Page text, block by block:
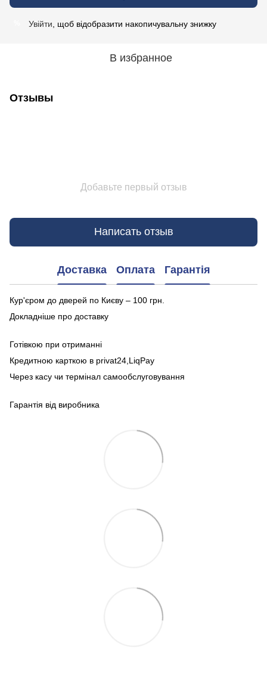
Увійти , щоб відобразити накопичувальну знижку
В избранное
Отзывы
Добавьте первый отзыв
Написать отзыв
Доставка Оплата Гарантія
Кур'єром до дверей по Києву – 100 грн.
Докладніше про доставку
Готівкою при отриманні
Кредитною карткою в privat24,LiqPay
Через касу чи термінал самообслуговування
Гарантія від виробника